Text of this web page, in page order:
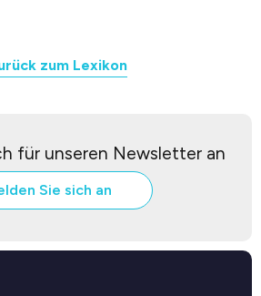
zum Lexikon
für unseren Newsletter an
Sie sich an